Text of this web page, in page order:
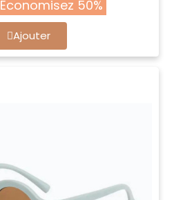
Économisez 50%
Ajouter